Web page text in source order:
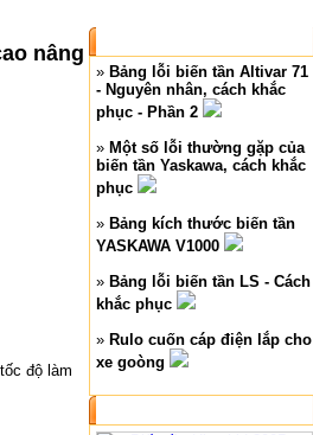
nâng
độ làm
» Bảng lỗi biến tần Altivar 71
- Nguyên nhân, cách khắc
phục - Phần 2
» Một số lỗi thường gặp của
biến tần Yaskawa, cách khắc
phục
» Bảng kích thước biến tần
YASKAWA V1000
» Bảng lỗi biến tần LS - Cách
khắc phục
» Rulo cuốn cáp điện lắp cho
xe goòng